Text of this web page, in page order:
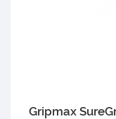
Gripmax